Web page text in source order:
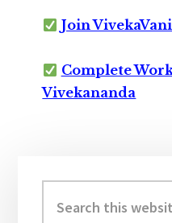
Join
Complete
Vivekananda
Sidebar
this